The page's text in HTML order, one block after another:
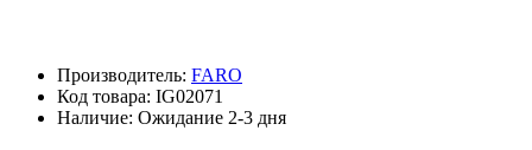
Производитель: FARO
Код товара: IG02071
Наличие: Ожидание 2-3 дня